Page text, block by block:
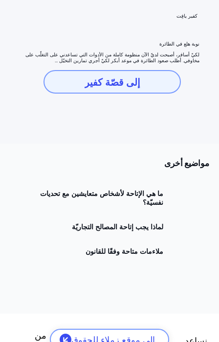
كفير يافِت
نوبة هلع في الطائرة
لكيّ أسافر، أصبحت لديّ الآن منظومة كاملة من الأدوات التي تساعدني على التغلّب على
مخاوفي. أطلب صعود الطائرة في موعد أبكر لكيّ أجري تمارين التخيّل ...
إلى قصّة كفير
مواضيع أخرى
ما هي الإتاحة لأشخاص متعايشين مع تحديات
نفسيّة؟
لماذا يجب إتاحة المصالح التجاريّة
ملاءمات متاحة وفقًا للقانون
من
أدوا
محتو
إلى موقع زملاء للحقوق